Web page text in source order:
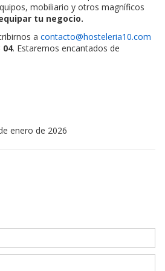
mobiliario y otros magníficos
tu negocio.
a contacto@hosteleria10.com
04. Estaremos encantados de
enero de 2026